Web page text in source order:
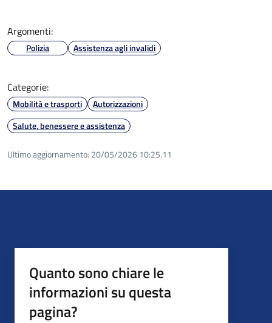
Argomenti:
Polizia Assistenza agli invalidi
Categorie:
Mobilità e trasporti
Autorizzazioni
Salute, benessere e assistenza
Ultimo aggiornamento: 20/05/2026 10:25.11
Quanto sono chiare le
informazioni su questa
pagina?